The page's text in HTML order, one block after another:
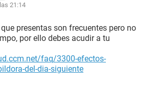
21:14
presentas son frecuentes pero no
por ello debes acudir a tu
faq/3300-efectos-
del-dia-siguiente